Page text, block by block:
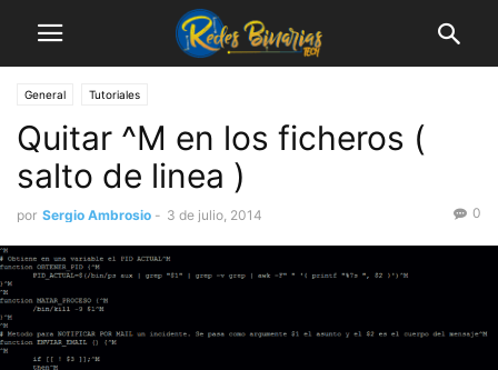
General Tutoriales
Quitar ^M en los ficheros (
salto de linea )
por Sergio Ambrosio - 3 de julio, 2014 0